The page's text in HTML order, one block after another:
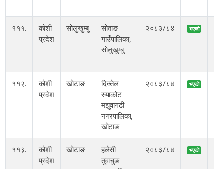
१११.
कोशी
प्रदेश
सोलुखुम्बु
सोताङ
गाउँपालिका,
सोलुखुम्बु
२०८३/८४ भएको
११२.
कोशी
प्रदेश
खोटाङ
दिक्तेल
रुपाकोट
मझुवागढी
नगरपालिका,
खोटाङ
२०८३/८४ भएको
११३.
कोशी
प्रदेश
खोटाङ
हलेसी
तुवाचुङ
२०८३/८४ भएको